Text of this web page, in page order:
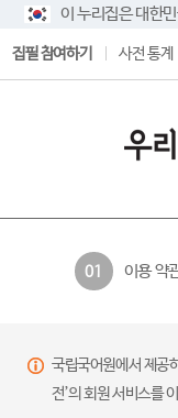
이 누리집은 대한
집필 참여하기 사전 통계
01 이용 약
국립국어원에서 제공
전’의 회원 서비스를